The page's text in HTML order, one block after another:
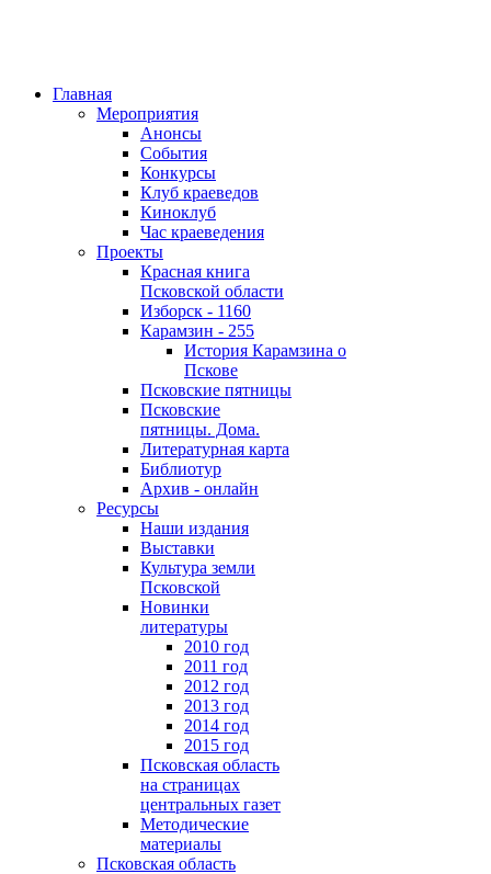
Главная
Мероприятия
Анонсы
События
Конкурсы
Клуб краеведов
Киноклуб
Час краеведения
Проекты
Красная книга
Псковской области
Изборск - 1160
Карамзин - 255
История Карамзина о
Пскове
Псковские пятницы
Псковские
пятницы. Дома.
Литературная карта
Библиотур
Архив - онлайн
Ресурсы
Наши издания
Выставки
Культура земли
Псковской
Новинки
литературы
2010 год
2011 год
2012 год
2013 год
2014 год
2015 год
Псковская область
на страницах
центральных газет
Методические
материалы
Псковская область